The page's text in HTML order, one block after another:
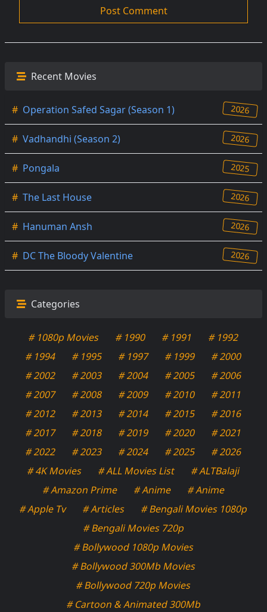
Recent Movies
# Operation Safed Sagar (Season 1) 2026
# Vadhandhi (Season 2) 2026
# Pongala 2025
# The Last House 2026
# Hanuman Ansh 2026
# DC The Bloody Valentine 2026
Categories
# 1080p Movies # 1990 # 1991
# 1992
# 1994
# 1995 # 1997 # 1999
# 2000
# 2002
# 2003 # 2004 # 2005
# 2006
# 2007
# 2008 # 2009 # 2010
# 2011
# 2012
# 2013 # 2014 # 2015
# 2016
# 2017
# 2018 # 2019 # 2020
# 2021
# 2022
# 2023 # 2024 # 2025
# 2026
# 4K Movies
# ALL Movies List
# ALTBalaji
# Amazon Prime
# Anime
# Anime
# Apple Tv
# Articles
# Bengali Movies 1080p
# Bengali Movies 720p
# Bollywood 1080p Movies
# Bollywood 300Mb Movies
# Bollywood 720p Movies
# Cartoon & Animated 300Mb